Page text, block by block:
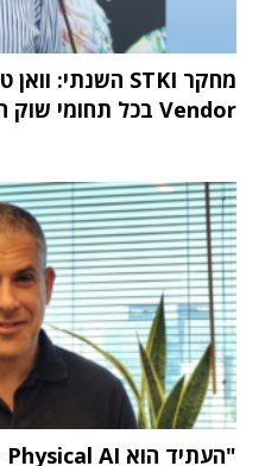
Vendor בכל תחומי שוק ה-IT